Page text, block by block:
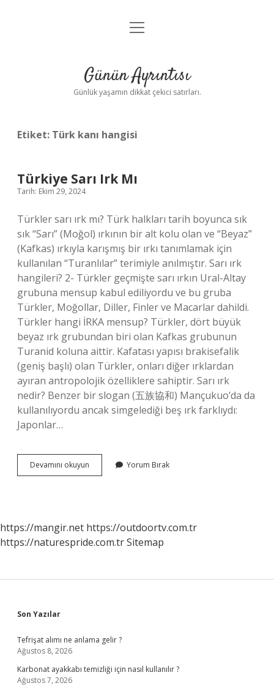
Anasayfa
Yasal Uyarı
menüyü
Günün Ayrıntısı
Günlük yaşamın dikkat çekici satırları.
Etiket: Türk kanı hangisi
Türkiye Sarı Irk Mı
Tarih: Ekim 29, 2024
Türkler sarı ırk mı? Türk halkları tarih boyunca sık
sık “Sarı” (Moğol) ırkının bir alt kolu olan ve “Beyaz”
(Kafkas) ırkıyla karışmış bir ırkı tanımlamak için
kullanılan “Turanlılar” terimiyle anılmıştır. Sarı ırk
hangileri? 2- Türkler geçmişte sarı ırkın Ural-Altay
grubuna mensup kabul ediliyordu ve bu gruba
Türkler, Moğollar, Diller, Finler ve Macarlar dahildi.
Türkler hangi İRKA mensup? Türkler, dört büyük
beyaz ırk grubundan biri olan Kafkas grubunun
Turanid koluna aittir. Kafatası yapısı brakisefalik
(geniş başlı) olan Türkler, onları diğer ırklardan
ayıran antropolojik özelliklere sahiptir. Sarı ırk
nedir? Benzer bir slogan (五族協和) Mançukuo’da da
kullanılıyordu ancak simgelediği beş ırk farklıydı:
Japonlar…
Devamını okuyun
Sarı
Yorum Bırak
https://mangir.net https://outdoortv.com.tr
https://naturespride.com.trSitemap
Sidebar
Son Yazılar
Tefrişat alımı ne anlama gelir ?
Ağustos 8, 2026
Karbonat ayakkabı temizliği için nasıl kullanılır ?
Ağustos 7, 2026